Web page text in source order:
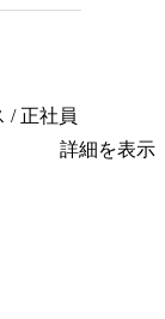
/ 正社員
詳細を表示